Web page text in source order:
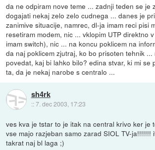
da ne odpiram nove teme ... zadnji teden se je
dogajati nekaj zelo zelo cudnega ... danes je
zanimive situacije, namrec, dl-ja imam reci pisi
resetiram modem, nic ... vklopim UTP direktno
imam switch), nic ... na koncu poklicem na
da naj poklicem zjutraj, ko bo prisoten tehnik ...
povedat, kaj bi lahko bilo? edina stvar, ki mi se
ta, da je nekaj narobe s centralo ...
sh4rk
::7. dec 2003, 17:23
ves kva je tstar to je itak na central krivo ker je
vse majo razjeban samo zarad SIOL TV-ja!!!!!!!
takrat naj bl laga ;)